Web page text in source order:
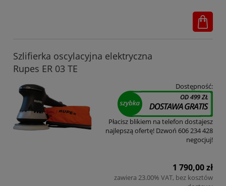
Szlifierka oscylacyjna elektryczna
Rupes ER 03 TE
Dostępność:
Płacisz blikiem na telefon dostajesz
najlepszą ofertę! Dzwoń 606 234 428
negocjuj!
1 790,00 zł
zawiera 23.00% VAT, bez kosztów